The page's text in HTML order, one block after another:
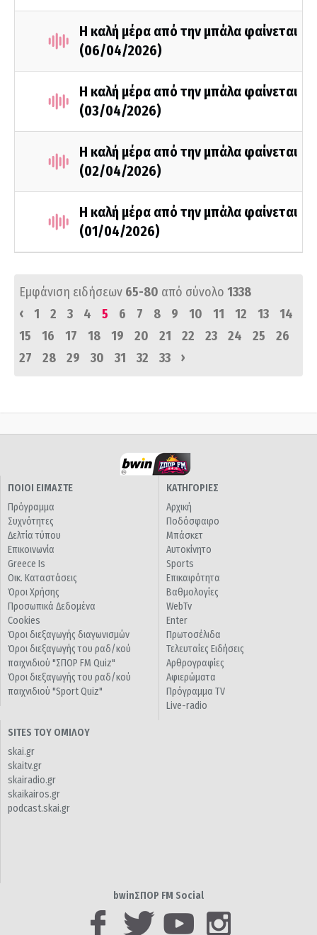
Η καλή μέρα από την μπάλα φαίνεται
(06/04/2026)
Η καλή μέρα από την μπάλα φαίνεται
(03/04/2026)
Η καλή μέρα από την μπάλα φαίνεται
(02/04/2026)
Η καλή μέρα από την μπάλα φαίνεται
(01/04/2026)
Εμφάνιση ειδήσεων 65-80 από σύνολο 1338
‹
1 2 3 4 5 6 7 8 9 10 11 12 13
14
15
16 17 18 19 20 21 22 23 24 25
26
27
28 29 30 31 32 33 ›
ΠΟΙΟΙ ΕΙΜΑΣΤΕ
Πρόγραμμα
Συχνότητες
Δελτία τύπου
Επικοινωνία
Greece Is
Οικ. Καταστάσεις
Όροι Χρήσης
Προσωπικά Δεδομένα
Cookies
Όροι διεξαγωγής διαγωνισμών
Όροι διεξαγωγής του ραδ/κού
παιχνιδιού "ΣΠΟΡ FM Quiz"
Όροι διεξαγωγής του ραδ/κού
παιχνιδιού "Sport Quiz"
ΚΑΤΗΓΟΡΙΕΣ
Αρχική
Ποδόσφαιρο
Μπάσκετ
Αυτοκίνητο
Sports
Επικαιρότητα
Βαθμολογίες
WebTv
Enter
Πρωτοσέλιδα
Τελευταίες Ειδήσεις
Αρθρογραφίες
Αφιερώματα
Πρόγραμμα TV
Live-radio
SITES ΤΟΥ ΟΜΙΛΟΥ
skai.gr
skaitv.gr
skairadio.gr
skaikairos.gr
podcast.skai.gr
bwinΣΠΟΡ FM Social